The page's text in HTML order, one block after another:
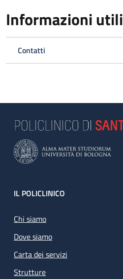
Informazioni utili
Contatti
Footer
IL POLICLINICO
Chi siamo
Dove siamo
Carta dei servizi
Strutture